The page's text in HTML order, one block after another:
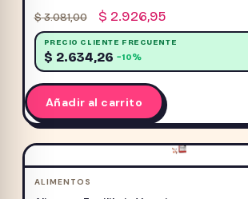
GATOS(633)
PERROS (1022)
Promo Frost(3)
Promociones(4)
ROEDORES (13)
Servicio Mutual(0)
$3.081,00
El
precio
original
era:
$ 3.081,00.
$ 2.926,95
precio
actual
es:
PRECIO CLIENTE FRECUENTE
$ 2.634,26 −10%
Añadir al carrito
ALIMENTOS